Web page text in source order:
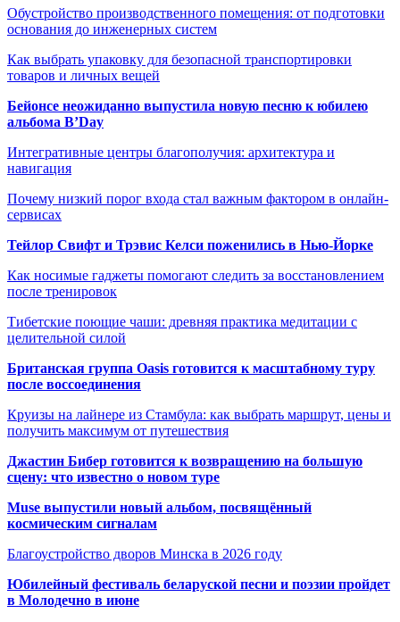
Обустройство производственного помещения: от подготовки
основания до инженерных систем
Как выбрать упаковку для безопасной транспортировки
товаров и личных вещей
Бейонсе неожиданно выпустила новую песню к юбилею
альбома B’Day
Интегративные центры благополучия: архитектура и
навигация
Почему низкий порог входа стал важным фактором в онлайн-
сервисах
Тейлор Свифт и Трэвис Келси поженились в Нью-Йорке
Как носимые гаджеты помогают следить за восстановлением
после тренировок
Тибетские поющие чаши: древняя практика медитации с
целительной силой
Британская группа Oasis готовится к масштабному туру
после воссоединения
Круизы на лайнере из Стамбула: как выбрать маршрут, цены и
получить максимум от путешествия
Джастин Бибер готовится к возвращению на большую
сцену: что известно о новом туре
Muse выпустили новый альбом, посвящённый
космическим сигналам
Благоустройство дворов Минска в 2026 году
Юбилейный фестиваль беларуской песни и поэзии пройдет
в Молодечно в июне